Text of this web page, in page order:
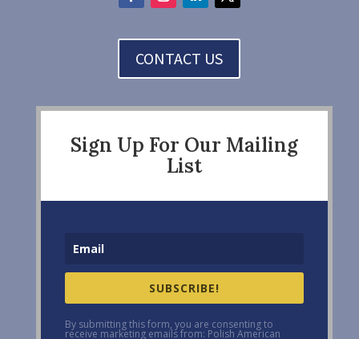
CONTACT US
Sign Up For Our Mailing
List
SUBSCRIBE!
By submitting this form, you are consenting to
receive marketing emails from: Polish American